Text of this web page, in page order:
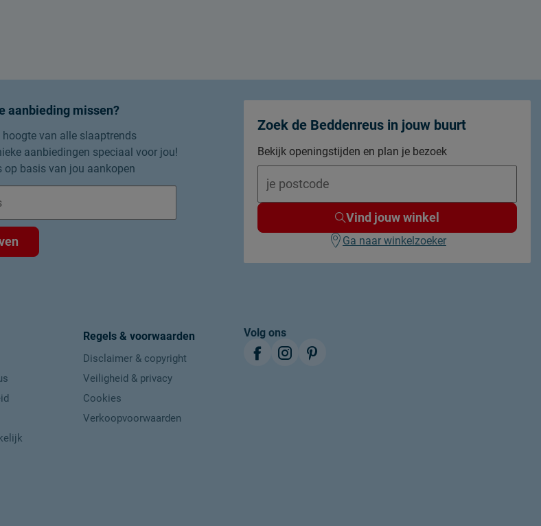
aanbieding missen?
van alle slaaptrends
aanbiedingen speciaal voor jou!
op basis van jou aankopen
Zoek de Beddenreus in jouw buurt
Bekijk openingstijden en plan je bezoek
Vind jouw winkel
Ga naar winkelzoeker
Regels & voorwaarden
Disclaimer & copyright
Veiligheid & privacy
Cookies
Verkoopvoorwaarden
Volg ons